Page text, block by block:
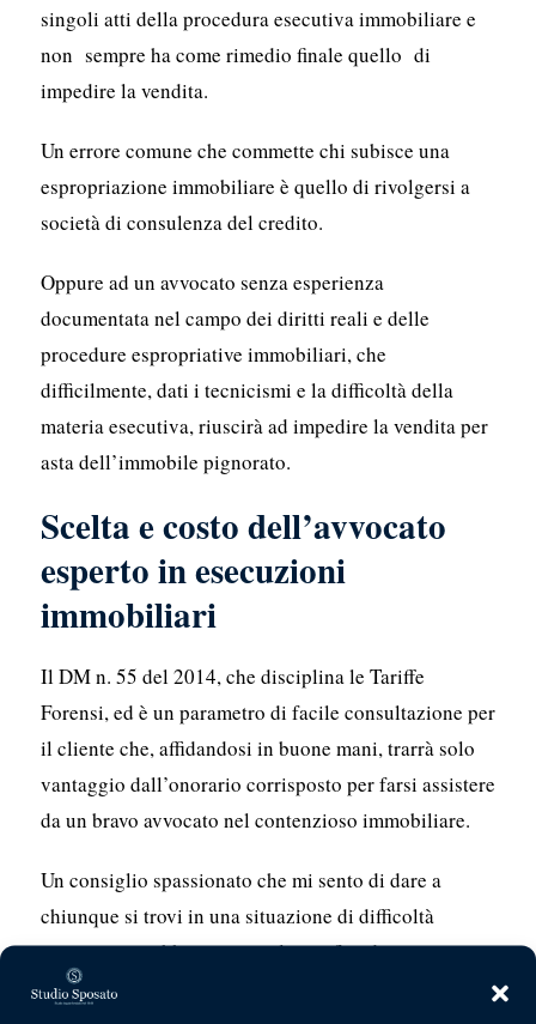
singoli atti della procedura esecutiva immobiliare e
non sempre ha come rimedio finale quello di
impedire la vendita.
Un errore comune che commette chi subisce una
espropriazione immobiliare è quello di rivolgersi a
società di consulenza del credito.
Oppure ad un avvocato senza esperienza
documentata nel campo dei diritti reali e delle
procedure espropriative immobiliari, che
difficilmente, dati i tecnicismi e la difficoltà della
materia esecutiva, riuscirà ad impedire la vendita per
asta dell’immobile pignorato.
Scelta e costo dell’avvocato
esperto in esecuzioni
immobiliari
Il DM n. 55 del 2014, che disciplina le Tariffe
Forensi, ed è un parametro di facile consultazione per
il cliente che, affidandosi in buone mani, trarrà solo
vantaggio dall’onorario corrisposto per farsi assistere
da un bravo avvocato nel contenzioso immobiliare.
Un consiglio spassionato che mi sento di dare a
chiunque si trovi in una situazione di difficoltà
economica e abbia ricevuto la notifica di un
pignoramento immobiliare è quello di riporre fiducia